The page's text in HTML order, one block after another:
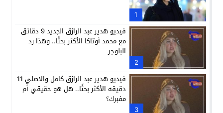
1
2
فيديو هدير عبد الرازق الجديد 9 دقائق
مع محمد أوتاكا الأكثر بحثًا.. وهذا رد
البلوجر
3
فيديو هدير عبد الرازق كامل والاصلي 11
دقيقه الأكثر بحثًا.. هل هو حقيقي أم
مفبرك؟